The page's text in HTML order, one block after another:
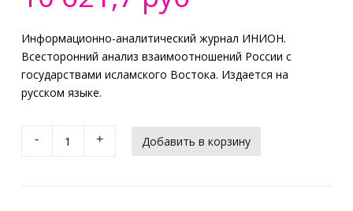
Информационно-аналитический журнал ИНИОН.
Всесторонний анализ взаимоотношений России с
государствами исламского Востока. Издается на
русском языке.
- +